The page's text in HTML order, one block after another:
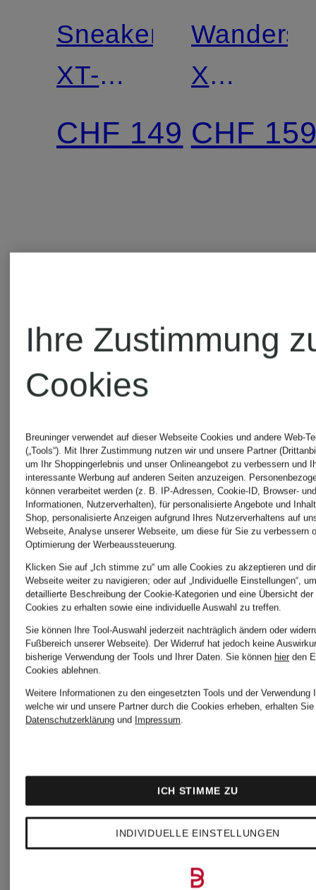
Sneaker
XT-
WHISPER
CHF 149
X
ULTRA
5 GTX
CHF
SALOMON
Trailrunning-
Schuhe
SPEEDCROSS
6 GTX
CHF 199
Sneaker
CHF
Ihre Zustimmung
Cookies
Breuninger verwendet auf dieser Webseite Cookies und andere Web-
(„Tools“). Mit Ihrer Zustimmung nutzen wir und unsere Partner
um Ihr Shoppingerlebnis und unser Onlineangebot zu verbessern und
interessante Werbung auf anderen Seiten anzuzeigen.
können verarbeitet werden (z. B. IP-Adressen, Cookie-ID, Browser-
Informationen, Nutzerverhalten), für personalisierte Angebote und
Shop, personalisierte Anzeigen aufgrund Ihres Nutzerverhaltens auf
Webseite, Analyse unserer Webseite, um diese für Sie zu verbessern
Optimierung der Werbeaussteuerung.
Klicken Sie auf „Ich stimme zu“ um alle Cookies zu akzeptieren und
Webseite weiter zu navigieren; oder auf „Individuelle Einstellungen“,
detaillierte Beschreibung der Cookie-Kategorien und eine Übersicht
Cookies zu erhalten sowie eine individuelle Auswahl zu treffen.
Sie können Ihre Tool-Auswahl jederzeit nachträglich ändern oder
Fußbereich unserer Webseite). Der Widerruf hat jedoch keine
bisherige Verwendung der Tools und Ihrer Daten. Sie können hier den
Cookies ablehnen.
Weitere Informationen zu den eingesetzten Tools und der Verwendung
welche wir und unsere Partner durch die Cookies erheben, erhalten
Datenschutzerklärung und Impressum.
INDIVIDUELLE EINSTELLUNGEN
ICH STIMME ZU